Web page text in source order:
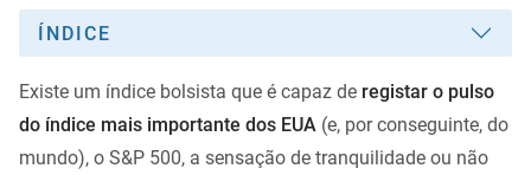
ÍNDICE
Existe um índice bolsista que é capaz de registar o pulso
do índice mais importante dos EUA (e, por conseguinte, do
mundo), o S&P 500, a sensação de tranquilidade ou não